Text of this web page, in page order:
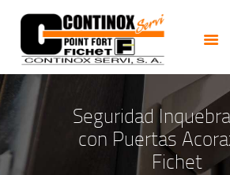
Seguridad
con Puertas
Fichet
PUERTAS
CERRADURAS
CAJAS FUERTES
CERRAJEROS 24H
ALARMAS CCTV
NOTICIAS